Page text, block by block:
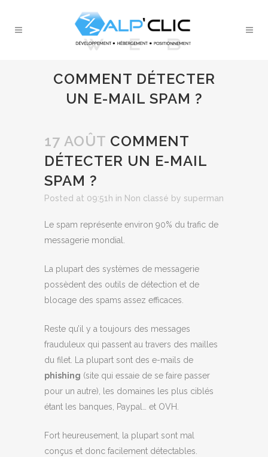
COMMENT DÉTECTER
UN E-MAIL SPAM ?
17 AOÛT COMMENT
DÉTECTER UN E-MAIL
SPAM ?
Posted at 09:51h in Non classé by superman
Le spam représente environ 90% du trafic de
messagerie mondial.
La plupart des systèmes de messagerie
possèdent des outils de détection et de
blocage des spams assez efficaces.
Reste qu’il y a toujours des messages
frauduleux qui passent au travers des mailles
du filet. La plupart sont des e-mails de
phishing (site qui essaie de se faire passer
pour un autre), les domaines les plus ciblés
étant les banques, Paypal… et OVH.
Fort heureusement, la plupart sont mal
conçus et donc facilement détectables.